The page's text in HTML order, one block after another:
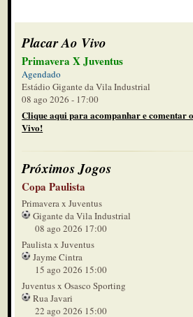
Placar Ao Vivo
Primavera X Juventus
Agendado
Estádio Gigante da Vila Industrial
08 ago 2026 - 17:00
Clique aqui para acompanhar e comentar
Vivo!
Próximos Jogos
Copa Paulista
Primavera x Juventus
Gigante da Vila Industrial
08 ago 2026 17:00
Paulista x Juventus
Jayme Cintra
15 ago 2026 15:00
Juventus x Osasco Sporting
Rua Javari
22 ago 2026 15:00